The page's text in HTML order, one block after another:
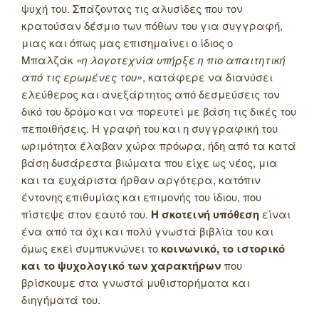
ψυχή του. Σπάζοντας τις αλυσίδες που τον
κρατούσαν δέσμιο των πόθων του για συγγραφή,
μιας και όπως μας επισημαίνει ο ίδιος ο
Μπαλζάκ «η λογοτεχνία υπήρξε η πιο απαιτητική
από τις ερωμένες του», κατάφερε να διανύσει
ελεύθερος και ανεξάρτητος από δεσμεύσεις τον
δικό του δρόμο και να πορευτεί με βάση τις δικές του
πεποιθήσεις. Η γραφή του και η συγγραφική του
ωριμότητα έλαβαν χώρα πρόωρα, ήδη από τα κατά
βάση δυσάρεστα βιώματα που είχε ως νέος, μια
και τα ευχάριστα ήρθαν αργότερα, κατόπιν
έντονης επιθυμίας και επιμονής του ίδιου, που
πίστεψε στον εαυτό του. Η σκοτεινή υπόθεση είναι
ένα από τα όχι και πολύ γνωστά βιβλία του και
όμως εκεί συμπυκνώνει τοκοινωνικό, το ιστορικό
και το ψυχολογικό των χαρακτήρωνπου
βρίσκουμε στα γνωστά μυθιστορήματα και
διηγήματά του.